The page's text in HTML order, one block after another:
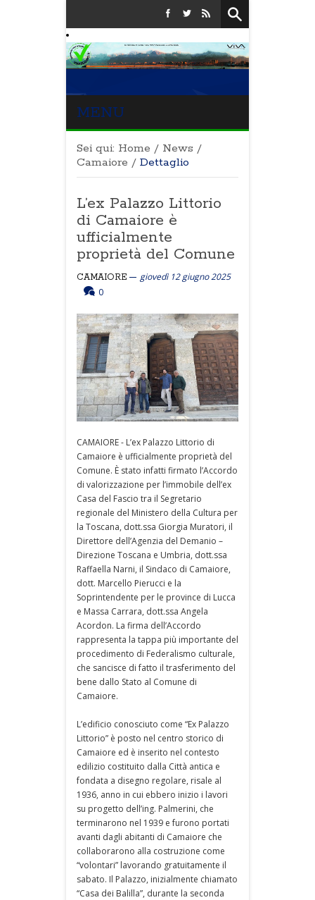
MENU
Sei qui: Home / News /
Camaiore / Dettaglio
L’ex Palazzo Littorio
di Camaiore è
ufficialmente
proprietà del Comune
CAMAIORE
giovedì 12 giugno 2025
0
CAMAIORE - L’ex Palazzo Littorio di
Camaiore è ufficialmente proprietà del
Comune. È stato infatti firmato l’Accordo
di valorizzazione per l’immobile dell’ex
Casa del Fascio tra il Segretario
regionale del Ministero della Cultura per
la Toscana, dott.ssa Giorgia Muratori, il
Direttore dell’Agenzia del Demanio –
Direzione Toscana e Umbria, dott.ssa
Raffaella Narni, il Sindaco di Camaiore,
dott. Marcello Pierucci e la
Soprintendente per le province di Lucca
e Massa Carrara, dott.ssa Angela
Acordon. La firma dell’Accordo
rappresenta la tappa più importante del
procedimento di Federalismo culturale,
che sancisce di fatto il trasferimento del
bene dallo Stato al Comune di
Camaiore.
L’edificio conosciuto come “Ex Palazzo
Littorio” è posto nel centro storico di
Camaiore ed è inserito nel contesto
edilizio costituito dalla Città antica e
fondata a disegno regolare, risale al
1936, anno in cui ebbero inizio i lavori
su progetto dell’ing. Palmerini, che
terminarono nel 1939 e furono portati
avanti dagli abitanti di Camaiore che
collaborarono alla costruzione come
“volontari” lavorando gratuitamente il
sabato. Il Palazzo, inizialmente chiamato
“Casa dei Balilla”, durante la seconda